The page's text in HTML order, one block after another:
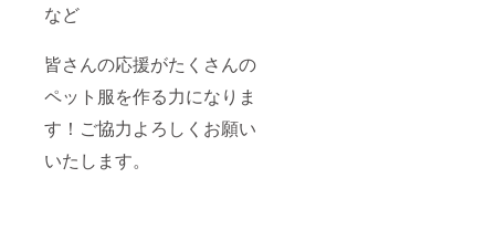
など
皆さんの応援がたくさんの
ペット服を作る力になりま
す！ご協力よろしくお願い
いたします。